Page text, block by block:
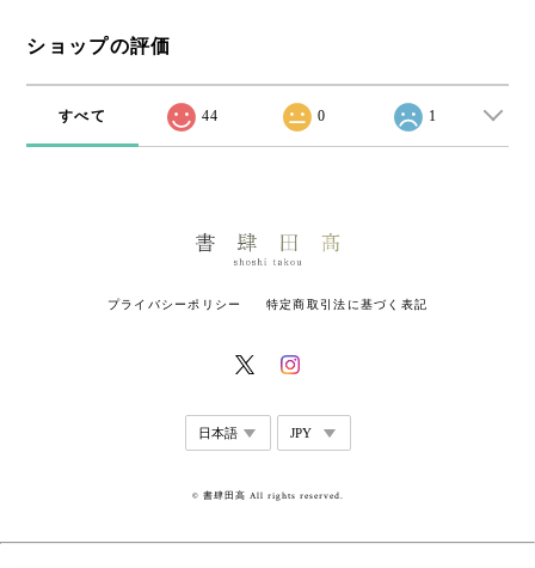
ショップの評価
すべて 44 0 1
プライバシーポリシー 特定商取引法に基づく表記
© 書肆田高 All rights reserved.